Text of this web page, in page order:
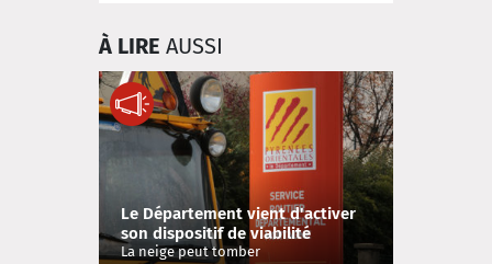
À LIRE AUSSI
Le Département vient d'activer
son dispositif de viabilité
hivernale
La neige peut tomber